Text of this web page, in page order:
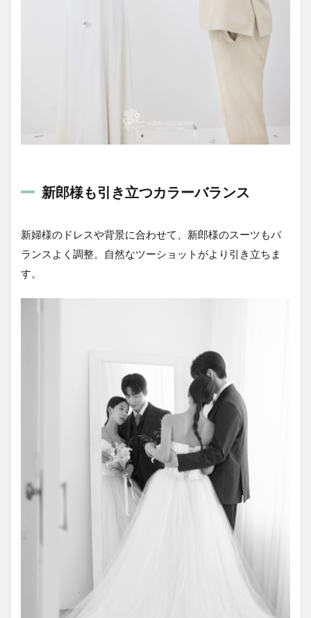
新郎様も引き立つカラーバランス
新婦様のドレスや背景に合わせて、新郎様のスーツもバ
ランスよく調整。自然なツーショットがより引き立ちま
す。